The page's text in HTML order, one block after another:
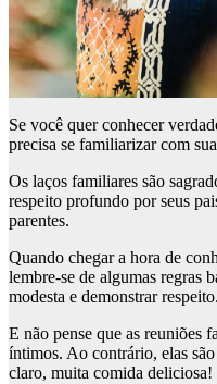
Se você quer conhecer
precisa se familiarizar com
Os laços familiares são
respeito profundo por seus
parentes.
Quando chegar a hora de
lembre-se de algumas regras
modesta e demonstrar respeito.
E não pense que as reuniões
íntimos. Ao contrário, elas
claro, muita comida deliciosa!